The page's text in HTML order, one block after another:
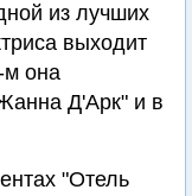
из лучших
выходит
м она
Д'Арк" и в
"Отель